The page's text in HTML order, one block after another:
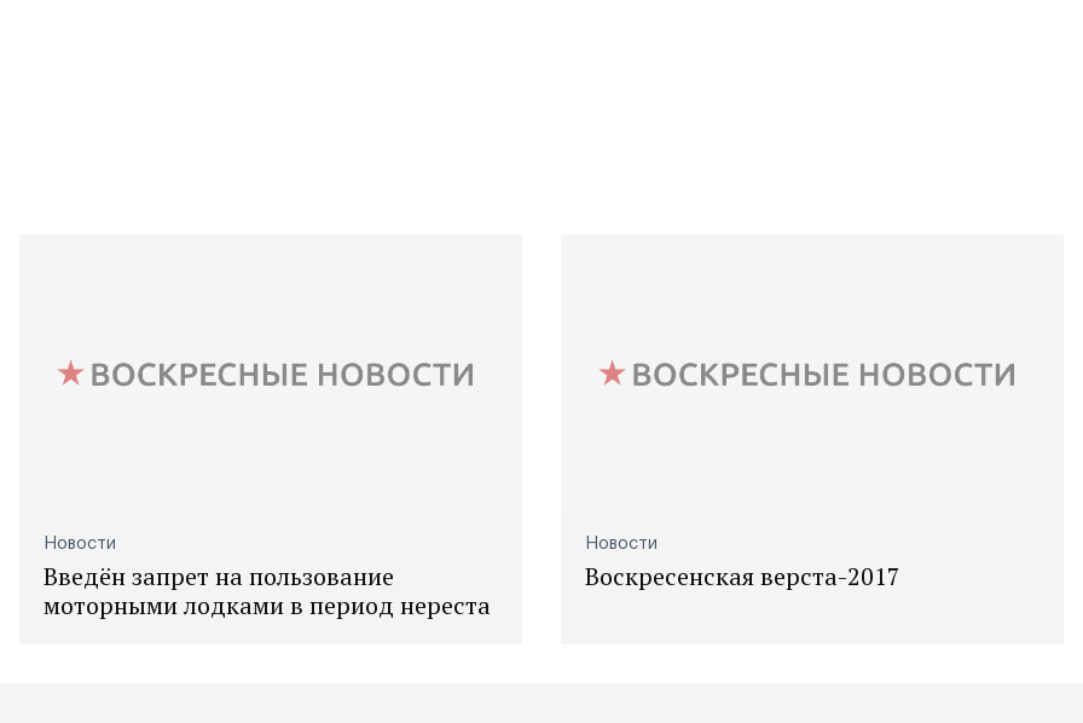
Новости
Введён запрет на пользование
моторными лодками в период нереста
Новости
Воскресенская верста-2017